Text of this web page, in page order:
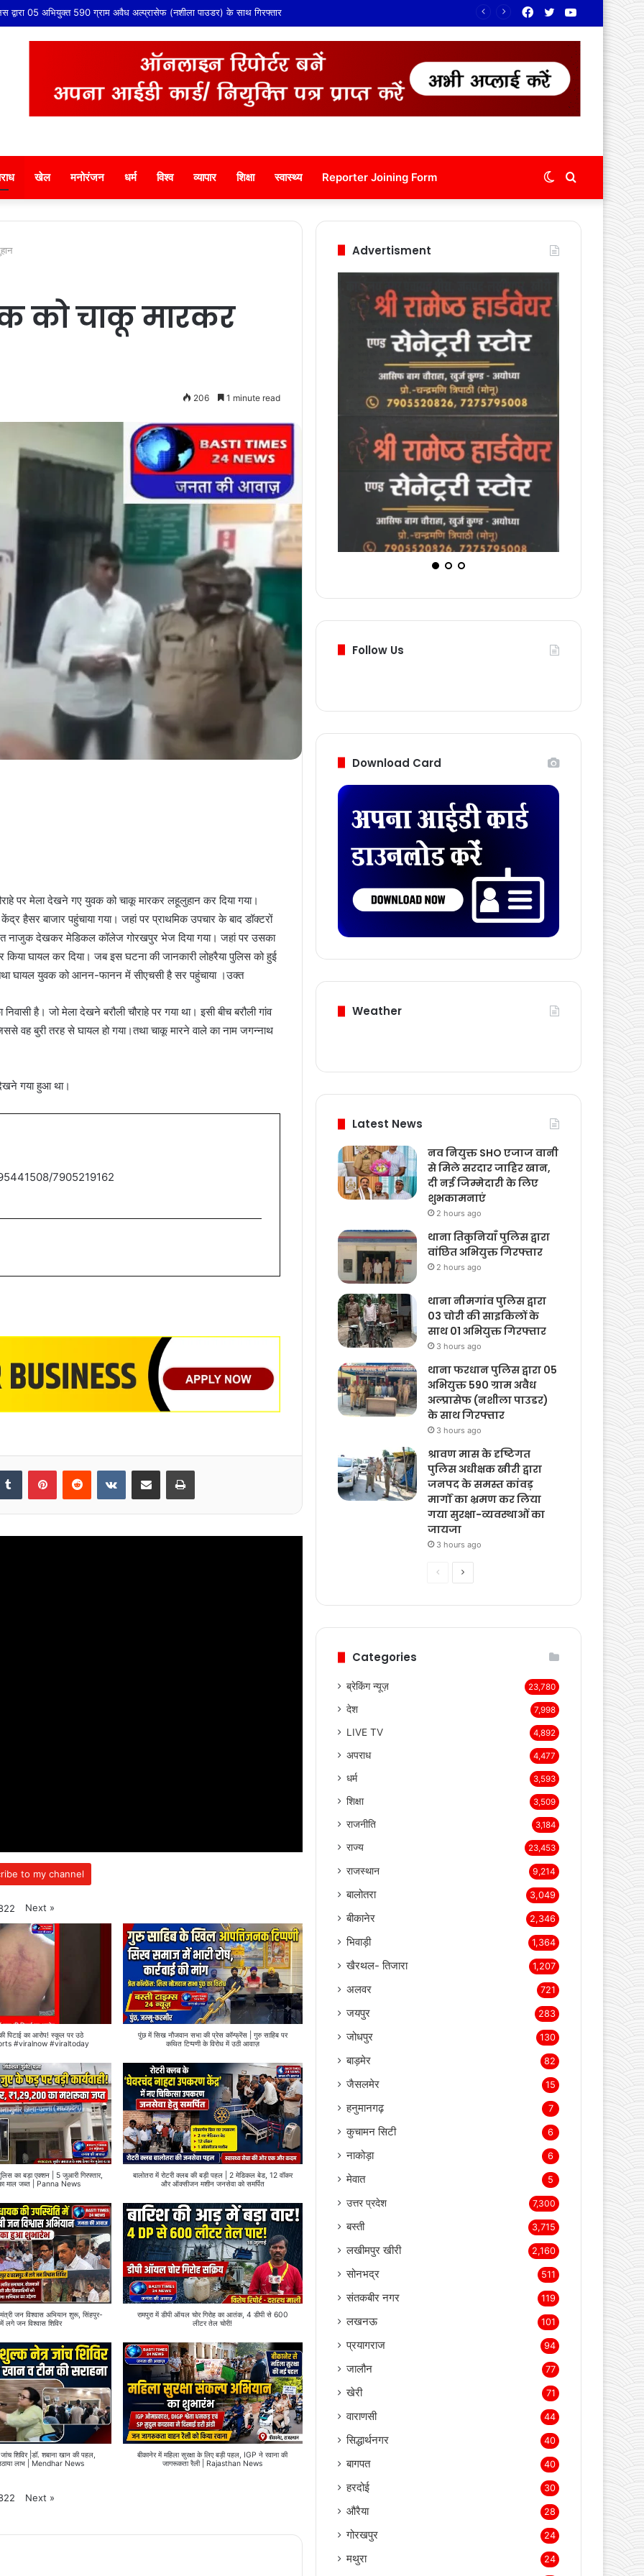
द्वारा 05 अभियुक्त 590 ग्राम अवैध अल्प्रासेफ (नशीला पाउडर) के साथ गिरफ्तार YouTube
Twitter
Facebook
खेल मनोरंजन धर्म विश्व व्यापार शिक्षा स्वास्थ्य Reporter Joining Form Switch
skin
को चाकू मारकर
206 1 minute read
पर मेला देखने गए युवक को चाकू मारकर लहूलुहान कर दिया गया।
हैसर बाजार पहुंचाया गया। जहां पर प्राथमिक उपचार के बाद डॉक्टरों
नाजुक देखकर मेडिकल कॉलेज गोरखपुर भेज दिया गया। जहां पर उसका
किया घायल कर दिया। जब इस घटना की जानकारी लोहरैया पुलिस को हुई
घायल युवक को आनन-फानन में सीएचसी है सर पहुंचाया ।उक्त
है। जो मेला देखने बरौली चौराहे पर गया था। इसी बीच बरौली गांव
वह बुरी तरह से घायल हो गया।तथा चाकू मारने वाले का नाम जगन्नाथ
गया हुआ था।
7905219162
Tumblr PinterestReddit VKontakteShare via Email Print
to my channel
Next »
पिटाई का आरोप! स्कूल पर उठे
#viralnow #viraltoday
पुंछ में सिख नौजवान सभा की प्रेस कॉन्फ्रेंस | गुरु साहिब पर
कथित टिप्पणी के विरोध में उठी आवाज़
का बड़ा एक्शन | 5 जुआरी गिरफ्तार,
माल जब्त | Panna News
बालोतरा में रोटरी क्लब की बड़ी पहल | 2 मेडिकल बेड, 12 वॉकर
और ऑक्सीजन मशीन जनसेवा को समर्पित
जन विश्वास अभियान शुरू, सिंहपुर-
लगे जन विश्वास शिविर
रामपुरा में डीपी ऑयल चोर गिरोह का आतंक, 4 डीपी से 600
लीटर तेल चोरी!
शिविर |डॉ. शबाना खान की पहल,
लाभ | Mendhar News
बीकानेर में महिला सुरक्षा के लिए बड़ी पहल, IGP ने रवाना की
जागरूकता रैली | Rajasthan News
Next »
Advertisment
नव नियुक्त SHO एजाज वानी
से मिले सरदार जाहिर खान,
दी नई जिम्मेदारी के लिए
शुभकामनाएं
थाना तिकुनियाँ पुलिस द्वारा
वांछित अभियुक्त गिरफ्तार
थाना नीमगांव पुलिस द्वारा
03 चोरी की साइकिलों के
साथ 01 अभियुक्त गिरफ्तार
थाना फरधान पुलिस द्वारा 05
अभियुक्त 590 ग्राम अवैध
अल्प्रासेफ (नशीला पाउडर)
के साथ गिरफ्तार
श्रावण मास के दृष्टिगत
पुलिस अधीक्षक खीरी द्वारा
जनपद के समस्त कांवड़
मार्गों का भ्रमण कर लिया
गया सुरक्षा-व्यवस्थाओं का
जायजा
Previous
page
Next
page
ब्रेकिंग न्यूज़ 23,780
7,998
4,892
अपराध 4,477
धर्म 3,593
3,509
3,184
23,453
9,214
बालोतरा 3,049
2,346
भिवाड़ी 1,364
1,207
721
जयपुर 283
जोधपुर 130
बाड़मेर 82
15
7
कुचामन सिटी 6
नाकोड़ा 6
5
7,300
3,715
लखीमपुर खीरी 2,160
511
119
101
प्रयागराज 94
जालौन 77
71
वाराणसी 44
40
बागपत 40
हरदोई 30
औरैया 28
24
24